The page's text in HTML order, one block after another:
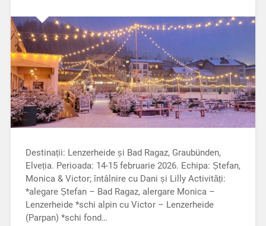
Destinații: Lenzerheide și Bad Ragaz, Graubünden,
Elveția. Perioada: 14-15 februarie 2026. Echipa: Ștefan,
Monica & Victor; întâlnire cu Dani și Lilly Activități:
*alegare Ștefan – Bad Ragaz, alergare Monica –
Lenzerheide *schi alpin cu Victor – Lenzerheide
(Parpan) *schi fond…